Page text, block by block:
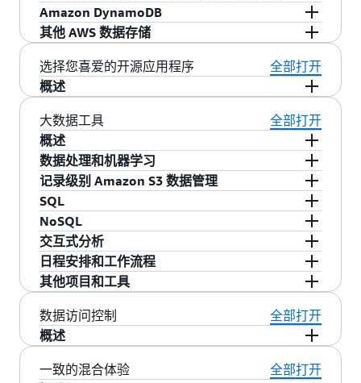
例，因为竞价型价格上涨的话，您就会失去这些
实例，但不会丢失 HDFS 中存储的数据。（了解
有关核心节点和任务节点的更多信息）。结合实
例集、竞价型实例的分配策略、
EMR 托管扩展和
更多多样化的选项，您可以优化 EMR 的弹性和成
本。要了解更多信息，请阅读我们的博客。
单个集群为多个要求不同的工作负荷提供服务要
高效得多。例如，您可以针对 I/O 优化一个集
群，并针对 CPU 优化另一个集群，每个集群都处
理 Amazon S3 中同样的数据集。另外，将输入与
输出数据存储在 Amazon S3 中，还可以在不再需
EMRFS 在 Amazon S3 读写方面拥有极高性能，支
持使用AWS Key Management Service（KMS）或
客户管理的密钥进行S3 服务器端或 S3 客户端加
密，同时提供可选的一致性视图，用于检查元数
据中所追踪对象的列表和写后读一致性。此外，
Amazon EMR 集群可支持使用 EMRFS 和 HDFS，
因此，您不必在集群上的存储和 Amazon S3 之间
作选择。
集群外的 Amazon S3 上保留外部表的元数据。
包括 Amazon S3、Hadoop Distributed File
System（HDFS）和 Amazon DynamoDB
Amazon S3：是具有高度持久性、可扩展性、安
全性、快速且物美价廉的存储服务。借助EMR 文
件系统（EMRFS），Amazon EMR 可以将
Amazon S3 安全高效地用作 Hadoop 的对象存
储。Amazon EMR 对 Hadoop 进行了大量的改
进，因此您可以无缝地处理 Amazon S3 中存储的
大量数据。而且，EMRFS 还可以提供一致的视
图，用于检查 Amazon S3 中对象的列表和写后读
一致性。EMRFS 支持
S3 服务器端或 S3 客户端加
密，以处理加密的 Amazon S3 对象，您可以使用
AWS Key Management Service（KMS）
或自定义
的密钥供应商。
在启动集群时，Amazon EMR 会从 Amazon S3 向
集群中的每个实例流式传输各种数据，并立即进
行处理。将数据存储在 Amazon S3 中并使用
Amazon EMR 进行处理的一个优点是：您可以使
用多个集群处理相同的数据。例如，您可能有一
个针对内存进行优化的 Hive 开发集群和一个针对
CPU 进行优化的 Pig 生产集群，两个集群都使用
HDFS是 Hadoop 文件系统。Amazon EMR 的当前
拓扑将其实例分为以下 3 个逻辑实例组：主组，
可运行 YARN 资源管理器和 HDFS 名称节点服
务；核心组，可运行 HDFS DataNode Daemon 和
YARN 节点管理器服务；以及任务组，可运行
YARN 节点管理器服务。Amazon EMR 将 HDFS 安
装在与核心组中的实例相关联的存储上。
每个 EC2 实例都附带固定的存储量（称为“实例存
储”）。您还可以向实例添加Amazon EBS卷，以
在实例上自定义存储。Amazon EMR 允许您添加
通用型（SSD）、预配置（SSD）和磁性卷类型。
添加到 EMR 集群的 EBS 卷在集群关闭后不会保留
数据。您终止集群后，EMR 将自动清除卷。
HDFS 加密，或者使用Hadoop 密钥管理服务器手
动创建
。 在将 AWS KMS 指定为密
钥提供程序时，可以使用安全性配置选项来加密
EBS 根设备和存储卷。有关更多信息，请参阅本
Amazon DynamoDB
Amazon DynamoDB是一项完全托管的快速
NoSQL 数据库服务。Amazon EMR 与 Amazon
DynamoDB 直接集成，因此您可以迅速而高效地
处理 Amazon DynamoDB 中存储的数据，并在
Amazon EMR 中的 Amazon DynamoDB、Amazon
S3 和 HDFS 间传输数据。
其他 AWS 数据存储
您还可以使用Amazon Relational Database
Service
中轻松地设置、操作和扩展
种成本极低的存储服务，为数据存档和备份提供
安全和持久的存储）以及
（一种
快速、完全托管的 PT 级数据仓库服务）。
AWS
Data Pipeline是一种 Web 服务，帮助您可靠地处
理数据并以规定的时间间隔在不同 AWS 计算与存
储服务（包括 Amazon EMR）以及本地数据来源
之间移动数据。
选择您喜爱的开源应用程序
全部打开
概述
借助 Amazon EMR 上受版本控制的发布策略，您
可以在 EMR 集群中轻松选择和使用最新的开源项
目，包括 Apache Spark 和 Hadoop 生态系统中的
应用程序。软件由 Amazon EMR 进行安装和配
置，使您能够投入更多时间来提高数据价值，而
不用操心基础设施和管理任务。
Apache Spark
Apache Hadoop
Presto
大数据工具
全部打开
概述
Amazon EMR 支持各种功能强大、经过验证的
Hadoop 工具，如 Apache Spark、Apache Hive、
Presto 和 Apache HBase。数据科学家使用 EMR
运行深度学习和机器学习工具（如 TensorFlow、
Apache MXNet），并且通过引导操作，可以添加
特定于使用案例的工具和库。数据分析师使用
EMR Studio、Hue 和 EMR Notebooks 进行交互式
开发、编写 Apache Spark 作业，并向 Apache
Hive 和 Presto 提交 SQL 查询。数据工程师使用
EMR 进行数据管道开发和数据处理，并使用
Apache Hudi 来简化需要进行记录级别插入、更新
数据处理和机器学习
Apache Spark是 Hadoop 生态系统中的引擎，可
以快速处理大量数据集。使用内存中的容错恢复
分布式数据集（RDD）和有向无环图（DAG）来定
义数据转换。Spark 还包括 Spark SQL、Spark
Streaming、MLlib 和 GraphX。了解什么是
Spark，并详细了解EMR 上的 Spark。
Apache Flink是一种流式处理数据流引擎，可让您
轻松对高吞吐量数据来源运行实时流处理。该引
擎还支持无序事件的事件时间语义、只执行一次
语义、回压控制及针对写入流式处理和批处理应
记录级别 Amazon S3 数据管理
Apache Hudi是一种开源数据管理框架，用于简化
增量数据处理和数据管道开发工作。借助 Apache
Hudi，您可以在 Amazon S3 中管理记录级别的数
据，从而简化变更数据捕获（CDC）和流式数据
摄取操作，为处理需要记录级别更新和删除的数
据隐私使用案例提供了框架。了解有关
Amazon
EMR 上的 Apache Hudi的更多信息。
SQL
Apache Hive是一款基于 Hadoop 运行的开源数据
仓库和分析软件包。Hive 由基于 SQL 的语言 Hive
QL 操作，支持用户构建、汇总和查询数据。Hive
QL 的功能超出标准 SQL，支持一流的
map/reduce 函数和 Json 与 Thrift 等复杂的由用
户定义的可扩展数据类型。该功能能够处理复杂
的非结构化数据源，如文本文档和日志文件。
Hive 支持通过在 Java 中编写的用户定义函数使用
NoSQL
Apache HBase是一种仿效 Google BigTable 的开
源、非关系型分布式数据库。它是 Apache 软件基
金会 Hadoop 项目的一部分，基于 Hadoop 分布式
文件系统（HDFS）运行，为 Hadoop 生态系统提
供非关系数据库功能。HBase 为您提供了一种用
列式压缩和存储方式来存储大量稀疏数据的高效
容错方法。此外，HBase 会将数据缓存到内存
交互式分析
EMR Studio是一个集成式开发环境（IDE），使数
据科学家和数据工程师能够轻松地开发、可视化
和调试用 R、Python、Scala 和 PySpark 编写的数
据工程和数据科学应用程序。EMR Studio 提供完
全托管的 Jupyter Notebook，以及 Spark UI 和
YARN Timeline Service 等工具，可简化调试。
日程安排和工作流程
Apache Oozie是一种适用于 Hadoop 的工作流程
计划程序，您可在其中创建操作的有向无环图
（DAG）。此外，您还可以按操作或时间轻松触发
Hadoop 工作流程。了解有关EMR 上的 Oozie的
更多信息。 AWS Step Functions 允许您向应用程
其他项目和工具
EMR 还支持各种其他常见的应用程序和工具，如
R、Apache Pig（数据处理和 ETL）、Apache
学习）、Ganglia（监控）、Apache Sqoop（关系
数据访问控制
全部打开
概述
默认情况下，Amazon EMR 应用程序流程在调用
一致的混合体验
全部打开